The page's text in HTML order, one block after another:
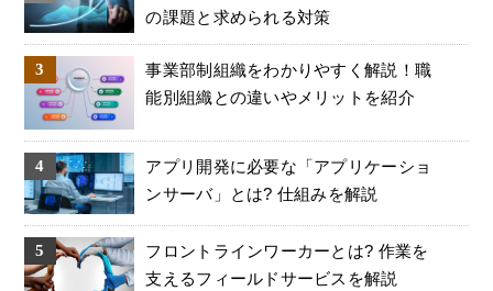
の課題と求められる対策
事業部制組織をわかりやすく解説！職
能別組織との違いやメリットを紹介
アプリ開発に必要な「アプリケーショ
ンサーバ」とは? 仕組みを解説
フロントラインワーカーとは? 作業を
支えるフィールドサービスを解説